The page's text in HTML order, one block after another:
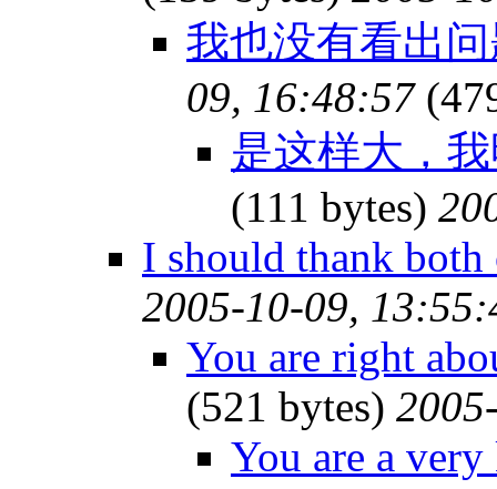
我也没有看出
09, 16:48:57
是这样大，
(111 bytes)
I should thank
2005-10-09,
You are right
(521 bytes)
You are a